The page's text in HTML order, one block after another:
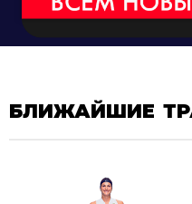
БЛИЖАЙШИЕ